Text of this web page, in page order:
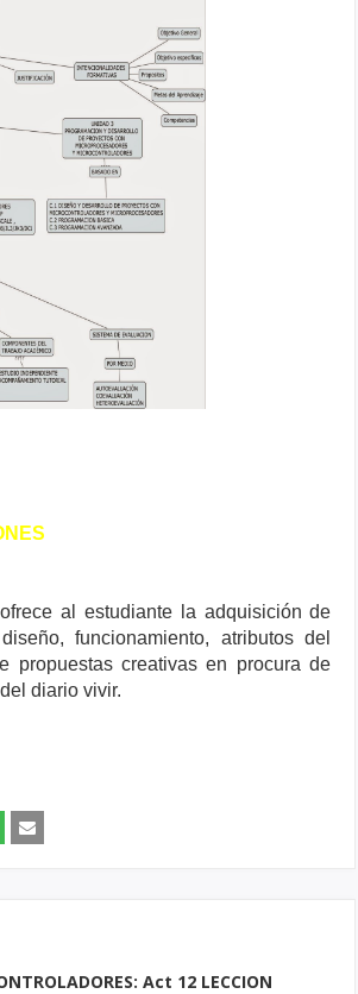
al estudiante la adquisición de
funcionamiento, atributos del
propuestas creativas en procura de
diario vivir.
Act 12 LECCION